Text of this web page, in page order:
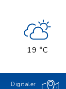
19 °C
Digitaler